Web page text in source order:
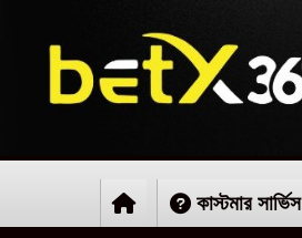
কাস্টমার সার্ভিস